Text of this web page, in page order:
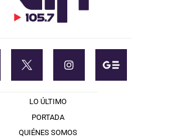
LO ÚLTIMO
PORTADA
QUIÉNES SOMOS